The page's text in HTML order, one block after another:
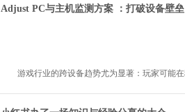
Adjust PC与主机监测方案 ：打破设备壁
游戏行业的跨设备趋势尤为显著：玩家可能